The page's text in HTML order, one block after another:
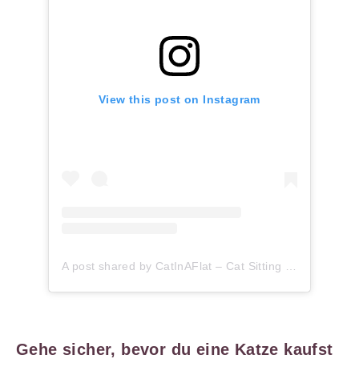
View this post on Instagram
Gehe sicher, bevor du eine Katze kaufst